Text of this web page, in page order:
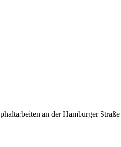
an der Hamburger